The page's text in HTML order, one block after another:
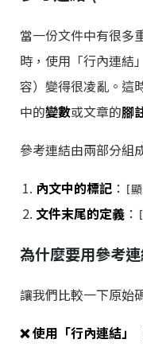
當一份文件中有很多
時，使用「行內連結
容）變得很凌亂。這
中的變數或文章的腳
參考連結由兩部分組
內文中的標記 ： [
文件末尾的定義 ：
為什麼要用參考連
讓我們比較一下原始
❌ 使用「行內連結」